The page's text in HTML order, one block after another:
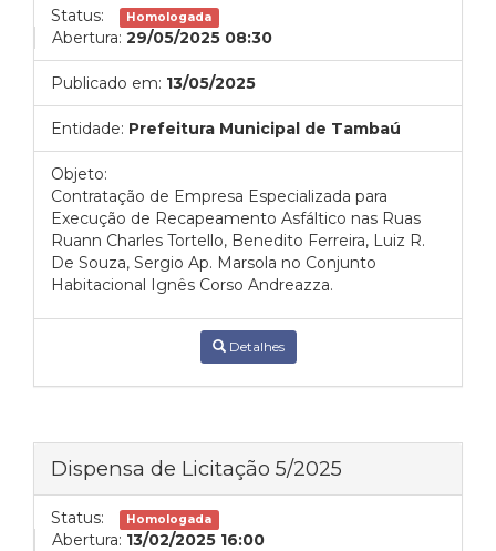
Status: Homologada
Abertura: 29/05/2025 08:30
Publicado em: 13/05/2025
Entidade: Prefeitura Municipal de Tambaú
Objeto:
Contratação de Empresa Especializada para
Execução de Recapeamento Asfáltico nas Ruas
Ruann Charles Tortello, Benedito Ferreira, Luiz R.
De Souza, Sergio Ap. Marsola no Conjunto
Habitacional Ignês Corso Andreazza.
Detalhes
Dispensa de Licitação 5/2025
Status: Homologada
Abertura: 13/02/2025 16:00